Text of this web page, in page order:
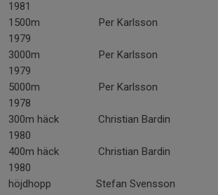
1981
1500m Per Karlsson
1979
3000m Per
1979
5000m Per Karlsson
1978
300m häck Christian
1980
400m häck Christian
1980
höjdhopp Stefan